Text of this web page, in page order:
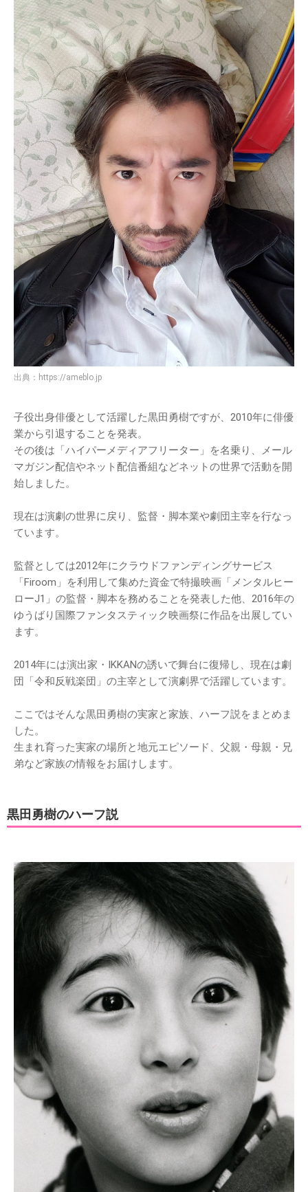
出典： https://ameblo.jp
子役出身俳優として活躍した黒田勇樹ですが、2010年に俳優
業から引退することを発表。
その後は「ハイパーメディアフリーター」を名乗り、メール
マガジン配信やネット配信番組などネットの世界で活動を開
始しました。
現在は演劇の世界に戻り、監督・脚本業や劇団主宰を行なっ
ています。
監督としては2012年にクラウドファンディングサービス
「Firoom」を利用して集めた資金で特撮映画「メンタルヒー
ローJ1」の監督・脚本を務めることを発表した他、2016年の
ゆうばり国際ファンタスティック映画祭に作品を出展してい
ます。
2014年には演出家・IKKANの誘いで舞台に復帰し、現在は劇
団「令和反戦楽団」の主宰として演劇界で活躍しています。
ここではそんな黒田勇樹の実家と家族、ハーフ説をまとめま
した。
生まれ育った実家の場所と地元エピソード、父親・母親・兄
弟など家族の情報をお届けします。
黒田勇樹のハーフ説